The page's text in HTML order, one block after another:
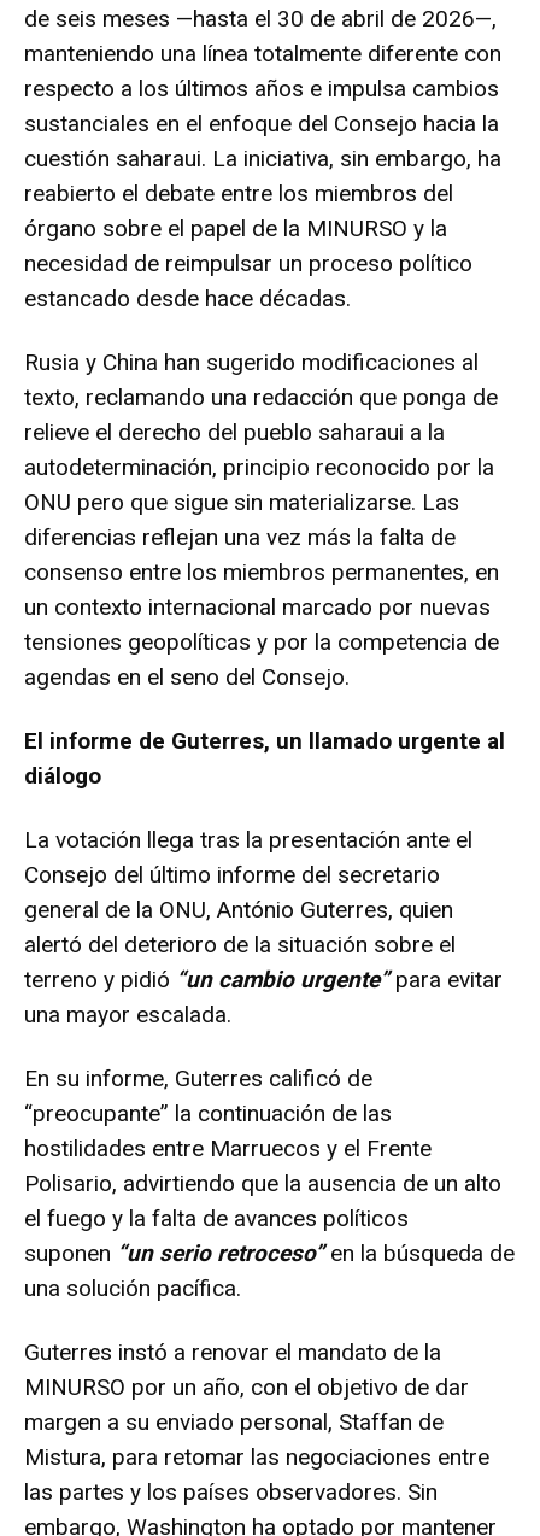
de seis meses —hasta el 30 de abril de 2026—,
manteniendo una línea totalmente diferente con
respecto a los últimos años e impulsa cambios
sustanciales en el enfoque del Consejo hacia la
cuestión saharaui. La iniciativa, sin embargo, ha
reabierto el debate entre los miembros del
órgano sobre el papel de la MINURSO y la
necesidad de reimpulsar un proceso político
estancado desde hace décadas.
Rusia y China han sugerido modificaciones al
texto, reclamando una redacción que ponga de
relieve el derecho del pueblo saharaui a la
autodeterminación, principio reconocido por la
ONU pero que sigue sin materializarse. Las
diferencias reflejan una vez más la falta de
consenso entre los miembros permanentes, en
un contexto internacional marcado por nuevas
tensiones geopolíticas y por la competencia de
agendas en el seno del Consejo.
El informe de Guterres, un llamado urgente al
diálogo
La votación llega tras la presentación ante el
Consejo del último informe del secretario
general de la ONU, António Guterres, quien
alertó del deterioro de la situación sobre el
terreno y pidió “un cambio urgente”para evitar
una mayor escalada.
En su informe, Guterres calificó de
“preocupante” la continuación de las
hostilidades entre Marruecos y el Frente
Polisario, advirtiendo que la ausencia de un alto
el fuego y la falta de avances políticos
suponen “un serio retroceso”en la búsqueda de
una solución pacífica.
Guterres instó a renovar el mandato de la
MINURSO por un año, con el objetivo de dar
margen a su enviado personal, Staffan de
Mistura, para retomar las negociaciones entre
las partes y los países observadores. Sin
embargo, Washington ha optado por mantener